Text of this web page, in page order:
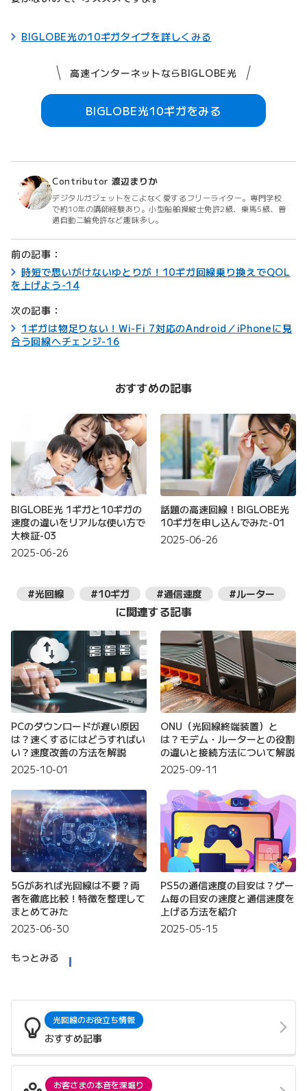
BIGLOBE光の10ギガタイプを詳しくみる
高速インターネットならBIGLOBE光
BIGLOBE光10ギガをみる
Contributor 渡辺まりか
デジタルガジェットをこよなく愛するフリーライター。専門学校
で約10年の講師経験あり。小型船舶操縦士免許2級、乗馬5級、普
通自動二輪免許など趣味多し。
前の記事：
時短で思いがけないゆとりが！10ギガ回線乗り換えでQOL
を上げよう-14
次の記事：
1ギガは物足りない！Wi-Fi 7対応のAndroid／iPhoneに見
合う回線へチェンジ-16
おすすめの記事
BIGLOBE光 1ギガと10ギガの
速度の違いをリアルな使い方で
大検証-03
2025-06-26
話題の高速回線！BIGLOBE光
10ギガを申し込んでみた-01
2025-06-26
#光回線 #10ギガ #通信速度 #ルーター
に関連する記事
PCのダウンロードが遅い原因
は？速くするにはどうすればい
い？速度改善の方法を解説
2025-10-01
ONU（光回線終端装置）と
は？モデム・ルーターとの役割
の違いと接続方法について解説
2025-09-11
5Gがあれば光回線は不要？両
者を徹底比較！特徴を整理して
まとめてみた
2023-06-30
PS5の通信速度の目安は？ゲー
ム毎の目安の速度と通信速度を
上げる方法を紹介
2025-05-15
もっとみる
光回線のお役立ち情報
おすすめ記事
お客さまの本音を深堀り